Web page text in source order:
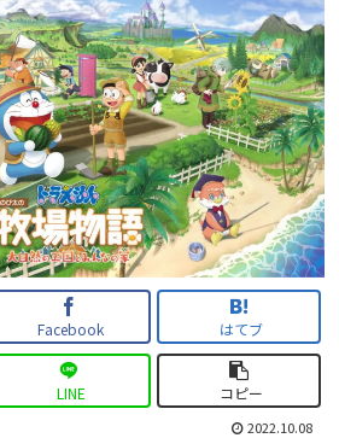
Facebook はてブ
LINE コピー
2022.10.08